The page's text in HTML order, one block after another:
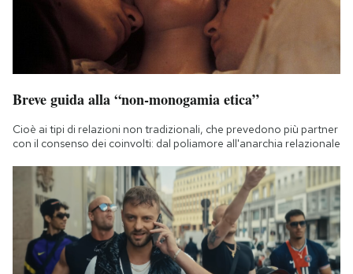
Breve guida alla “non-monogamia etica”
Cioè ai tipi di relazioni non tradizionali, che prevedono più partner
con il consenso dei coinvolti: dal poliamore all'anarchia relazionale